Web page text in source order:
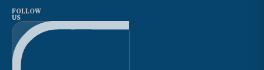
FOLLOW
US